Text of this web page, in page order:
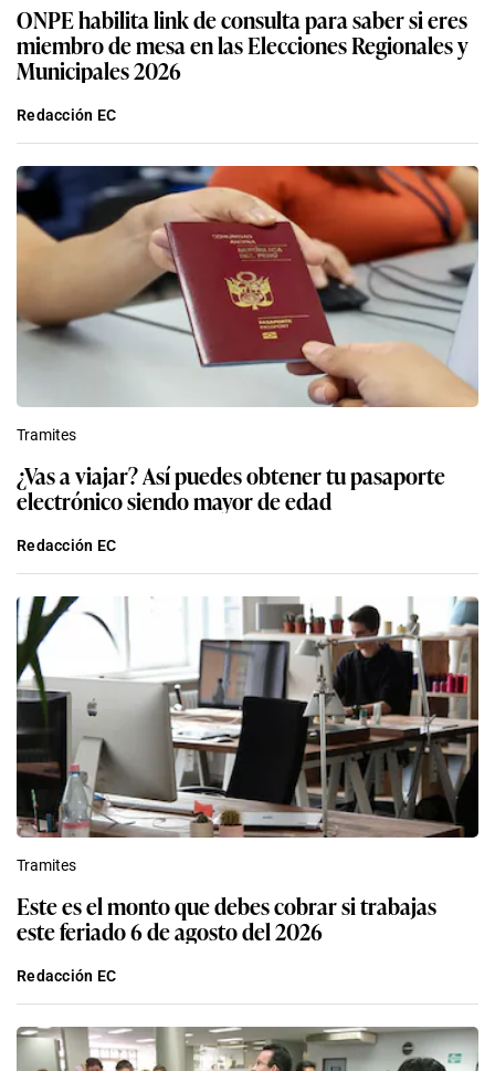
ONPE habilita link de consulta para saber si eres
miembro de mesa en las Elecciones Regionales y
Municipales 2026
Redacción EC
Tramites
¿Vas a viajar? Así puedes obtener tu pasaporte
electrónico siendo mayor de edad
Redacción EC
Tramites
Este es el monto que debes cobrar si trabajas
este feriado 6 de agosto del 2026
Redacción EC